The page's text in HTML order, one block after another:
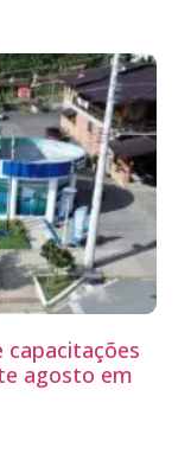
capacitações
agosto em